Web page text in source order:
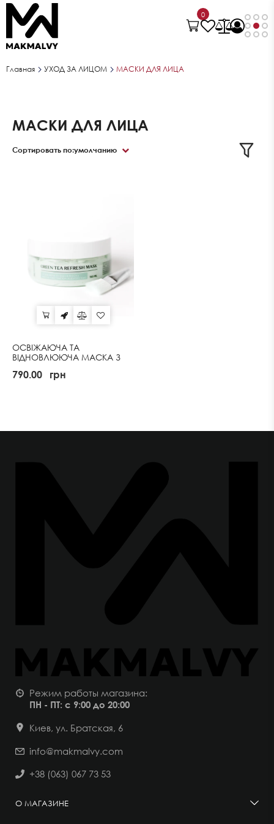
0
Главная УХОД ЗА ЛИЦОМ МАСКИ ДЛЯ ЛИЦА
МАСКИ ДЛЯ ЛИЦА
Сортировать по:умолчанию
ОСВІЖАЮЧА ТА
ВІДНОВЛЮЮЧА МАСКА З
ЧАЮ
790.00 грн
Режим работы магазина:
ПН - ПТ: с 9:00 до 20:00
Киев, ул. Братская, 6
info@makmalvy.com
+38 (063) 067 73 53
О МАГАЗИНЕ